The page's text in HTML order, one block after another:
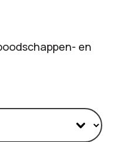
en